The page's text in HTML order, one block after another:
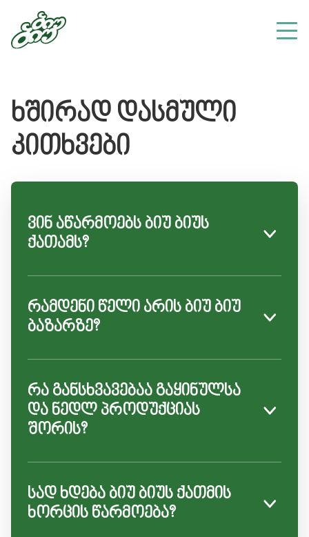
ხშირად დასმული
კითხვები
ვინ აწარმოებს ბიუ ბიუს
ქათამს?
რამდენი წელი არის ბიუ ბიუ
ბაზარზე?
რა განსხვავებაა გაყინულსა
და ნედლ პროდუქციას
შორის?
სად ხდება ბიუ ბიუს ქათმის
ხორცის წარმოება?